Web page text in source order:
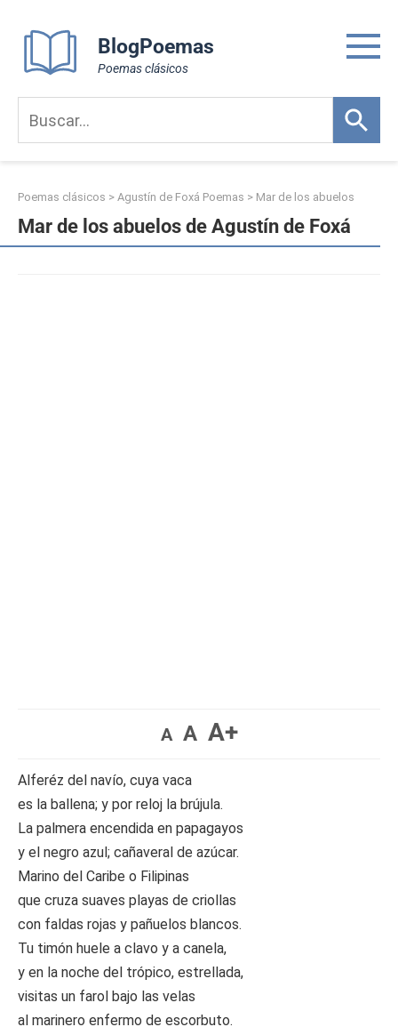
content
BlogPoemas
Poemas clásicos
Poemas clásicos > Agustín de Foxá Poemas > Mar de los abuelos
Mar de los abuelos de Agustín de Foxá
A A A+
Alferéz del navío, cuya vaca
es la ballena; y por reloj la brújula.
La palmera encendida en papagayos
y el negro azul; cañaveral de azúcar.
Marino del Caribe o Filipinas
que cruza suaves playas de criollas
con faldas rojas y pañuelos blancos.
Tu timón huele a clavo y a canela,
y en la noche del trópico, estrellada,
visitas un farol bajo las velas
al marinero enfermo de escorbuto.